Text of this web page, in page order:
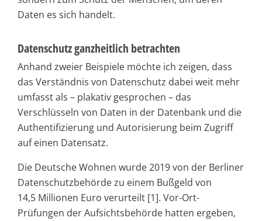
Daten es sich handelt.
Datenschutz ganzheitlich betrachten
Anhand zweier Beispiele möchte ich zeigen, dass
das Verständnis von Datenschutz dabei weit mehr
umfasst als – plakativ gesprochen – das
Verschlüsseln von Daten in der Datenbank und die
Authentifizierung und Autorisierung beim Zugriff
auf einen Datensatz.
Die Deutsche Wohnen wurde 2019 von der Berliner
Datenschutzbehörde zu einem Bußgeld von
14,5 Millionen Euro verurteilt [1]. Vor-Ort-
Prüfungen der Aufsichtsbehörde hatten ergeben,